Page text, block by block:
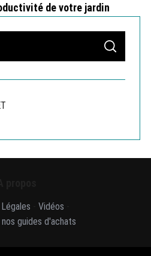
de votre jardin
S
A
C
Vidéos
guides d'achats